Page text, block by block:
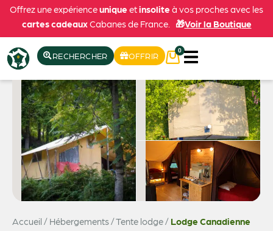
Offrez une expérienceunique etinsolite à vos proches avec les
cartes cadeauxCabanes de France. 🎁Voir la Boutique
RECHERCHER OFFRIR
0
Accueil / Hébergements/Tente lodge/ Lodge Canadienne